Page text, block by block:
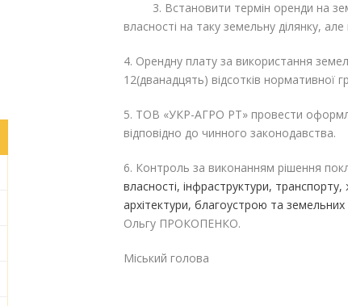
3. Встановити термін оренди на
власності на таку земельну ділянку,
4. Орендну плату за використання
12(дванадцять) відсотків нормативної
5. ТОВ «УКР-АГРО РТ» провести
відповідно до чинного законодавства.
6. Контроль за виконанням рішення
власності, інфраструктури,
архітектури, благоустрою та земельних
Ольгу ПРОКОПЕНКО.
Міський голова